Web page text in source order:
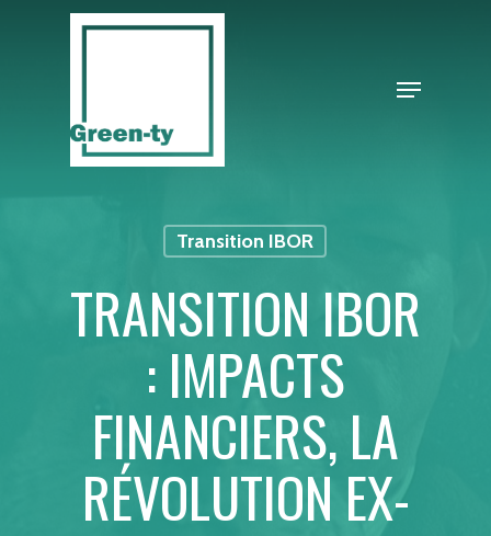
Menu
Transition IBOR
TRANSITION IBOR
: IMPACTS
FINANCIERS, LA
RÉVOLUTION EX-